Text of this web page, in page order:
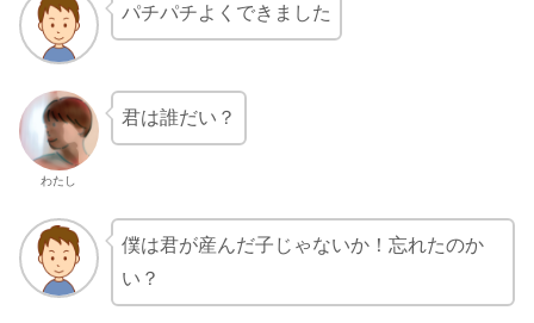
パチパチよくできました
わたし
君は誰だい？
僕は君が産んだ子じゃないか！忘れたのか
い？